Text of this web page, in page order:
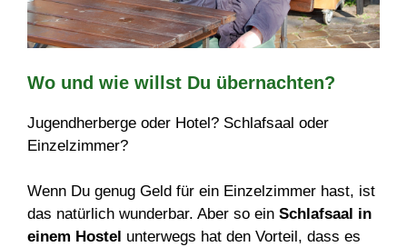
Wo und wie willst Du übernachten?
Jugendherberge oder Hotel? Schlafsaal oder
Einzelzimmer?
Wenn Du genug Geld für ein Einzelzimmer hast, ist
das natürlich wunderbar. Aber so ein Schlafsaal in
einem Hostel unterwegs hat den Vorteil, dass es